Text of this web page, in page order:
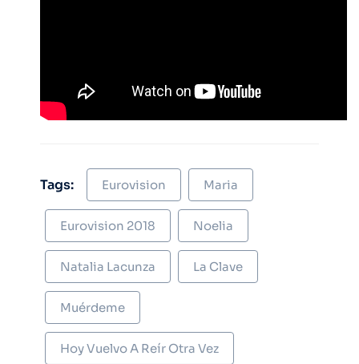
Tags: Eurovision Maria
Eurovision 2018 Noelia
Natalia Lacunza La Clave
Muérdeme
Hoy Vuelvo A Reír Otra Vez